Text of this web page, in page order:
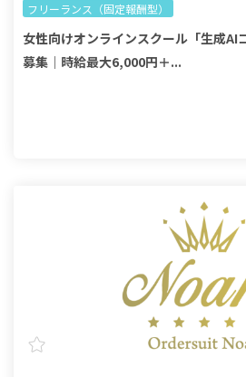
フリーランス（固定報酬型）
女性向けオンラインスクール「生成AI
募集｜時給最大6,000円＋...